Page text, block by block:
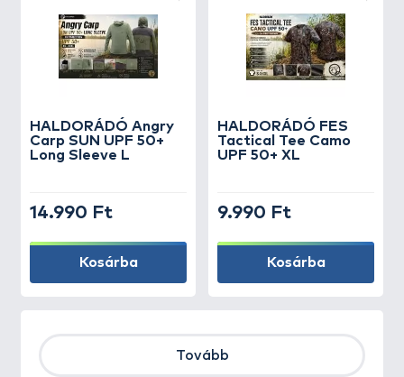
HALDORÁDÓ Angry
Carp SUN UPF 50+
Long Sleeve L
14.990 Ft
Kosárba
HALDORÁDÓ FES
Tactical Tee Camo
UPF 50+ XL
9.990 Ft
Kosárba
Tovább